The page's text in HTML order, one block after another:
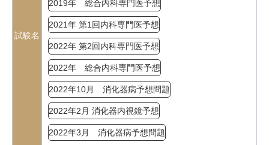
試験名
2019年 総合内科専門医予想
2021年 第1回内科専門医予想
2022年 第2回内科専門医予想
2022年 総合内科専門医予想
2022年10月 消化器病予想問題
2022年2月 消化器内視鏡予想
2022年3月 消化器病予想問題